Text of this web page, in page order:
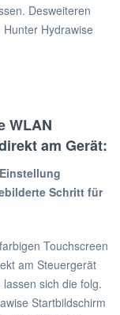
Desweiteren
Hydrawise
WLAN
am Gerät:
Schritt für
Touchscreen
am Steuergerät
sich die folg.
Startbildschirm